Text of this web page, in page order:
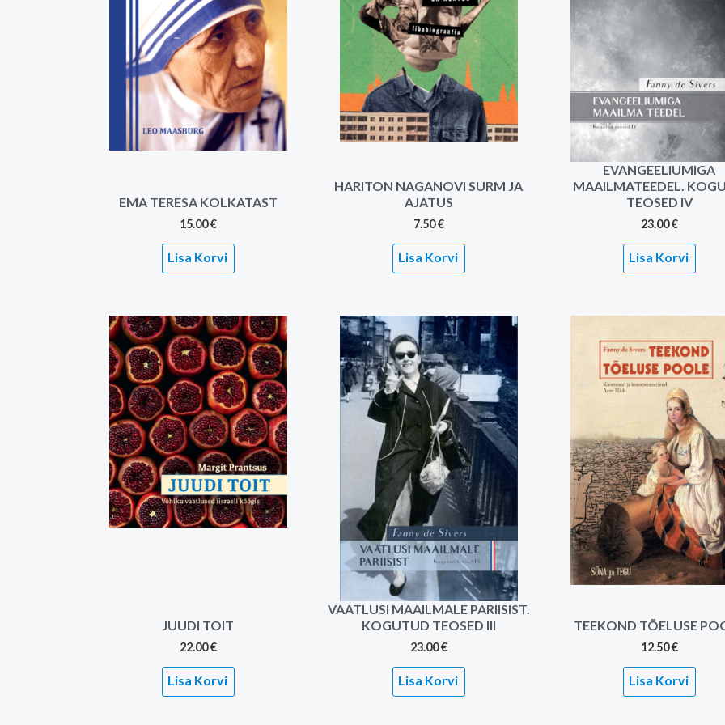
EMA TERESA KOLKATAST
15.00€
Lisa Korvi
HARITON NAGANOVI SURM JA
AJATUS
7.50€
Lisa Korvi
EVANGEELIUMIGA
MAAILMATEEDEL.
TEOSED IV
23.00€
Lisa Korvi
JUUDI TOIT
22.00€
Lisa Korvi
VAATLUSI MAAILMALE PARIISIST.
KOGUTUD TEOSED III
23.00€
Lisa Korvi
TEEKOND TÕELUSE
12.50€
Lisa Korvi